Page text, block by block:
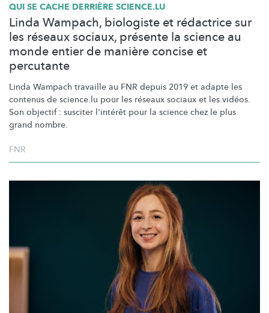
QUI SE CACHE DERRIÈRE SCIENCE.LU
Linda Wampach, biologiste et rédactrice sur
les réseaux sociaux, présente la science au
monde entier de manière concise et
percutante
Linda Wampach travaille au FNR depuis 2019 et adapte les
contenus de science.lu pour les réseaux sociaux et les vidéos.
Son objectif : susciter l'intérêt pour la science chez le plus
grand nombre.
FNR